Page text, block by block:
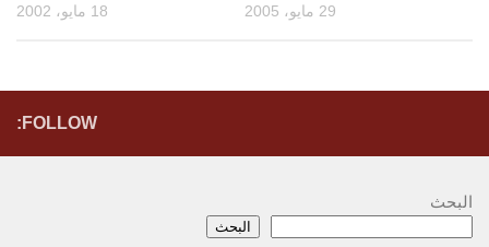
18 مايو، 2002 29 مايو، 2005
FOLLOW:
البحث
البحث